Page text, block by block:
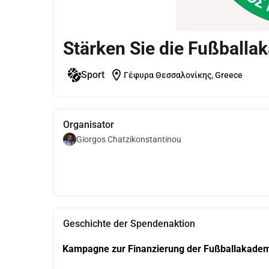
Stärken Sie die
Sport location_on Γέφυρα Θεσσαλονίκης, Greece
Organisator
Giorgos Chatzikonstantinou
Geschichte der Spendenaktion
Kampagne zur Finanzierung der